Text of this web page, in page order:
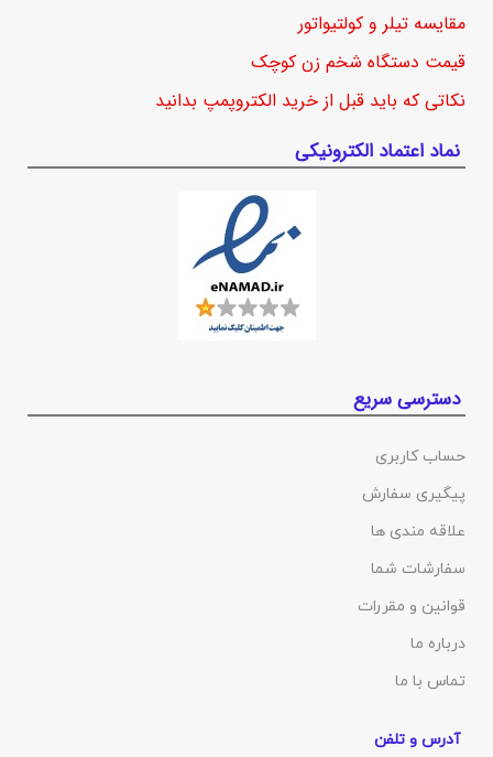
مقایسه تیلر و کولتیواتور
قیمت دستگاه شخم زن کوچک
نکاتی که باید قبل از خرید الکتروپمپ بدانید
نماد اعتماد الکترونیکی
دسترسی سریع
حساب کاربری
پیگیری سفارش
علاقه مندی ها
سفارشات شما
قوانین و مقررات
درباره ما
تماس با ما
آدرس و تلفن